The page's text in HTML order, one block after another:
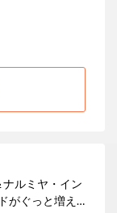
ルミヤ・イン
がぐっと増えま